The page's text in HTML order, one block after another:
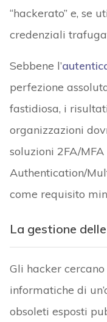
“hackerato” e, se
credenziali
Sebbene l’
perfezione
fastidiosa, i
organizzazioni
soluzioni 2FA/
Authentication/
come requisito
La gestione
Gli hacker
informatiche di
obsoleti esposti